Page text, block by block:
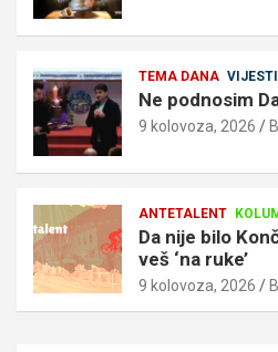
TEMA DANA VIJESTI
Ne podnosim
9 kolovoza, 2026
ANTETALENT
Da nije bilo
veš ‘na ruke’
9 kolovoza, 2026